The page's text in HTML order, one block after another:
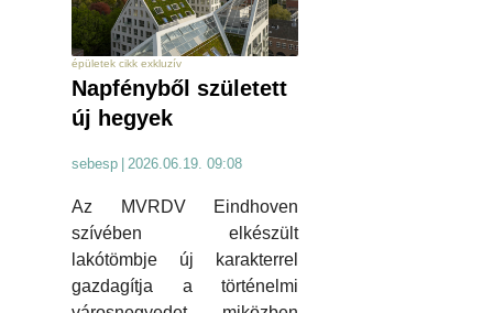
épületek cikk exkluzív
Napfényből született
új hegyek
sebesp 2026.06.19. 09:08
Az MVRDV Eindhoven
szívében elkészült
lakótömbje új karakterrel
gazdagítja a történelmi